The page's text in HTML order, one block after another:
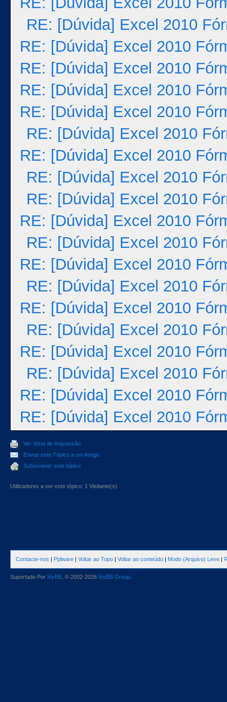
RE: [Dúvida] Excel 2010
RE: [Dúvida] Excel 2010
RE: [Dúvida] Excel 2010
RE: [Dúvida] Excel 2010
RE: [Dúvida] Excel 2010
RE: [Dúvida] Excel 2010
RE: [Dúvida] Excel 2010
RE: [Dúvida] Excel 2010
RE: [Dúvida] Excel 2010
RE: [Dúvida] Excel 2010
RE: [Dúvida] Excel 2010
RE: [Dúvida] Excel 2010
RE: [Dúvida] Excel 2010
RE: [Dúvida] Excel 2010
RE: [Dúvida] Excel 2010
RE: [Dúvida] Excel 2010
RE: [Dúvida] Excel 2010
RE: [Dúvida] Excel 2010
RE: [Dúvida] Excel 2010
Ver Vista de Impressão
Enviar este Tópico a um Amigo
Subscrever este tópico
Utilizadores a ver este tópico: 1 Visitante(s)
Contacte-nos | Pplware | Voltar ao Topo | Voltar ao conteúdo | Modo (Arquivo) Leve |
Suportado Por MyBB , © 2002-2026 MyBB Group